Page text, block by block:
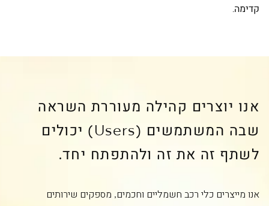
קדימה.
אנו יוצרים קהילה מעוררת השראה
שבה המשתמשים (Users) יכולים
לשתף זה את זה ולהתפתח יחד.
אנו מייצרים כלי רכב חשמליים וחכמים, מספקים שירותים